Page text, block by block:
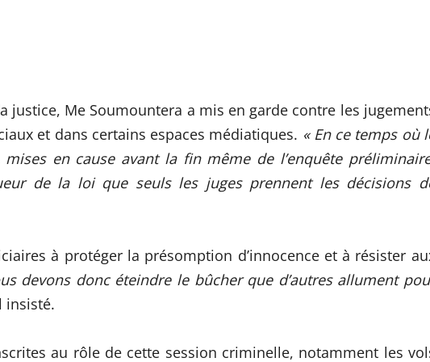
justice, Me Soumountera a mis en garde contre les
et dans certains espaces médiatiques. « En ce temps où
en cause avant la fin même de l’enquête
de la loi que seuls les juges prennent les décisions
à protéger la présomption d’innocence et à résister
devons donc éteindre le bûcher que d’autres allument
insisté.
au rôle de cette session criminelle, notamment les